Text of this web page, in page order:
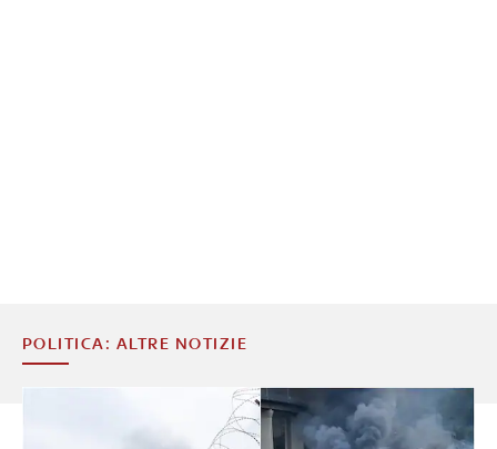
POLITICA: ALTRE NOTIZIE